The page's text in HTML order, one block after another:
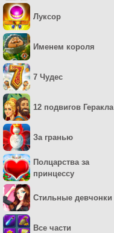
Луксор
Именем короля
7 Чудес
12 подвигов Геракла
За гранью
Полцарства за
принцессу
Стильные девчонки
Все части